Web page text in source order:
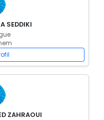
SEDDIKI
ZAHRAOUI